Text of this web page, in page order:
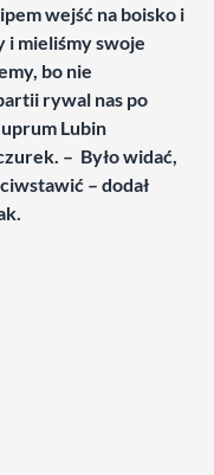
wejść na boisko i
i mieliśmy swoje
bo nie
rywal nas po
Lubin
– Było widać,
– dodał